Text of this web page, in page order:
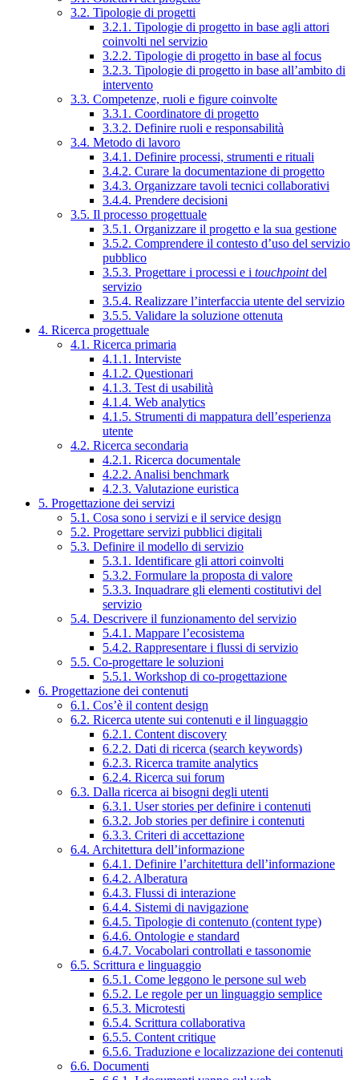
3.2. Tipologie di progetti
3.2.1. Tipologie di progetto in base agli attori
coinvolti nel servizio
3.2.2. Tipologie di progetto in base al focus
3.2.3. Tipologie di progetto in base all’ambito di
intervento
3.3. Competenze, ruoli e figure coinvolte
3.3.1. Coordinatore di progetto
3.3.2. Definire ruoli e responsabilità
3.4. Metodo di lavoro
3.4.1. Definire processi, strumenti e rituali
3.4.2. Curare la documentazione di progetto
3.4.3. Organizzare tavoli tecnici collaborativi
3.4.4. Prendere decisioni
3.5. Il processo progettuale
3.5.1. Organizzare il progetto e la sua gestione
3.5.2. Comprendere il contesto d’uso del servizio
pubblico
3.5.3. Progettare i processi e i touchpointdel
servizio
3.5.4. Realizzare l’interfaccia utente del servizio
3.5.5. Validare la soluzione ottenuta
4. Ricerca progettuale
4.1. Ricerca primaria
4.1.1. Interviste
4.1.2. Questionari
4.1.3. Test di usabilità
4.1.4. Web analytics
4.1.5. Strumenti di mappatura dell’esperienza
utente
4.2. Ricerca secondaria
4.2.1. Ricerca documentale
4.2.2. Analisi benchmark
4.2.3. Valutazione euristica
5. Progettazione dei servizi
5.1. Cosa sono i servizi e il service design
5.2. Progettare servizi pubblici digitali
5.3. Definire il modello di servizio
5.3.1. Identificare gli attori coinvolti
5.3.2. Formulare la proposta di valore
5.3.3. Inquadrare gli elementi costitutivi del
servizio
5.4. Descrivere il funzionamento del servizio
5.4.1. Mappare l’ecosistema
5.4.2. Rappresentare i flussi di servizio
5.5. Co-progettare le soluzioni
5.5.1. Workshop di co-progettazione
6. Progettazione dei contenuti
6.1. Cos’è il content design
6.2. Ricerca utente sui contenuti e il linguaggio
6.2.1. Content discovery
6.2.2. Dati di ricerca (search keywords)
6.2.3. Ricerca tramite analytics
6.2.4. Ricerca sui forum
6.3. Dalla ricerca ai bisogni degli utenti
6.3.1. User stories per definire i contenuti
6.3.2. Job stories per definire i contenuti
6.3.3. Criteri di accettazione
6.4. Architettura dell’informazione
6.4.1. Definire l’architettura dell’informazione
6.4.2. Alberatura
6.4.3. Flussi di interazione
6.4.4. Sistemi di navigazione
6.4.5. Tipologie di contenuto (content type)
6.4.6. Ontologie e standard
6.4.7. Vocabolari controllati e tassonomie
6.5. Scrittura e linguaggio
6.5.1. Come leggono le persone sul web
6.5.2. Le regole per un linguaggio semplice
6.5.3. Microtesti
6.5.4. Scrittura collaborativa
6.5.5. Content critique
6.5.6. Traduzione e localizzazione dei contenuti
6.6. Documenti